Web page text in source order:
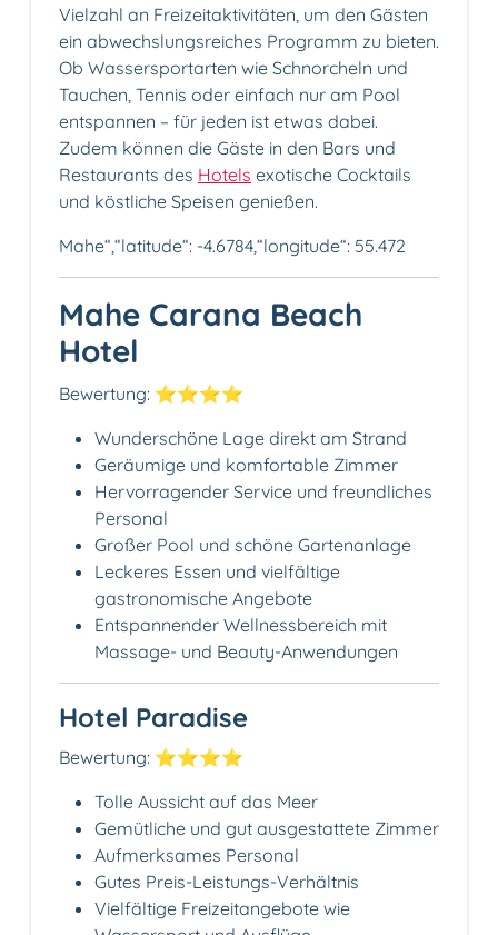
Vielzahl an Freizeitaktivitäten, um den Gästen
ein abwechslungsreiches Programm zu bieten.
Ob Wassersportarten wie Schnorcheln und
Tauchen, Tennis oder einfach nur am Pool
entspannen – für jeden ist etwas dabei.
Zudem können die Gäste in den Bars und
Restaurants des Hotels exotische Cocktails
und köstliche Speisen genießen.
Mahe“,“latitude“: -4.6784,“longitude“: 55.472
Mahe Carana Beach
Hotel
Bewertung: ⭐⭐⭐⭐
Wunderschöne Lage direkt am Strand
Geräumige und komfortable Zimmer
Hervorragender Service und freundliches
Personal
Großer Pool und schöne Gartenanlage
Leckeres Essen und vielfältige
gastronomische Angebote
Entspannender Wellnessbereich mit
Massage- und Beauty-Anwendungen
Hotel Paradise
Bewertung: ⭐⭐⭐⭐
Tolle Aussicht auf das Meer
Gemütliche und gut ausgestattete Zimmer
Aufmerksames Personal
Gutes Preis-Leistungs-Verhältnis
Vielfältige Freizeitangebote wie